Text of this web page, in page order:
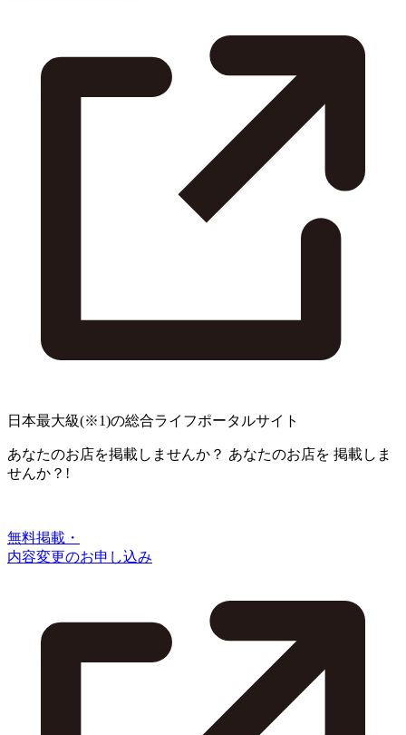
日本最大級(※1)の総合ライフポータルサイト
あなたのお店を掲載しませんか？ あなたのお店を 掲載しま
せんか？!
無料掲載・
内容変更のお申し込み